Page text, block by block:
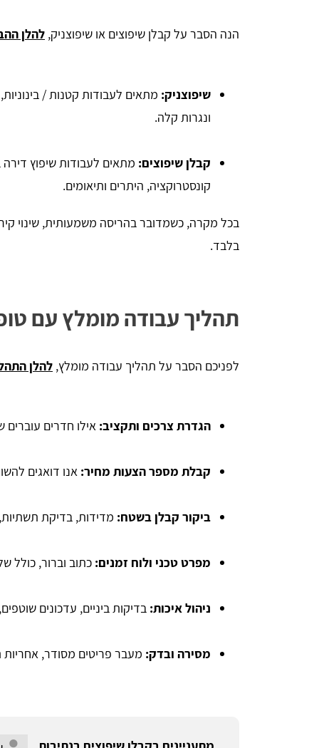
הנה הסבר על קבלן שיפוצים או שיפוצניק, להלן
שיפוצניק: מתאים לעבודות קטנות / בינוניות,
ונגרות קלה.
קבלן שיפוצים: מתאים לעבודות שיפוץ דירה
קונסטרוקציה, היתרים ותיאומים.
בכל מקרה, כשמדובר בהריסה משמעותית, שינוי
בלבד.
תהליך עבודה מומלץ עם
לפניכם הסבר על תהליך עבודה מומלץ, להלן
הגדרת צרכים ותקציב: אילו חדרים
קבלת מספר הצעות מחיר: אנו דואגים
ביקור קבלן בשטח: מדידות, בדיקת
מפרט טכני ולוח זמנים: כתוב וברור, כולל
ניהול איכות: בדיקות ביניים, עדכונים
מסירה ובדק: מעבר פריטים מסודר, אחריות